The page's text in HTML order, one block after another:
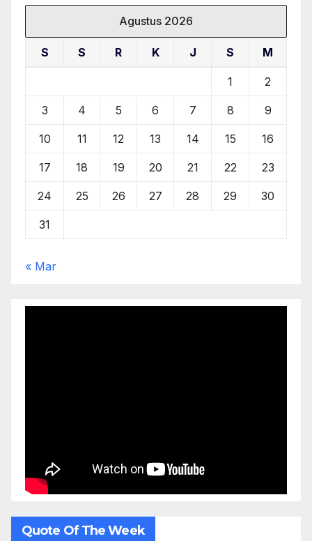
Agustus 2026
S S R K J S M
1 2
3 4 5 6 7 8 9
10 11 12 13 14 15 16
17 18 19 20 21 22 23
24 25 26 27 28 29 30
31
« Mar
Quote Of The Week